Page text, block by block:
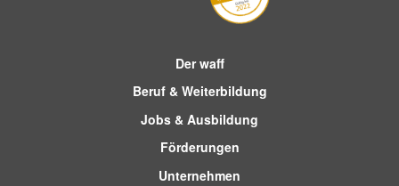
Der waff
Beruf & Weiterbildung
Jobs & Ausbildung
Förderungen
Unternehmen